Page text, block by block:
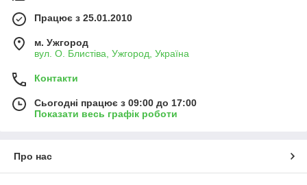
Працює з 25.01.2010
м. Ужгород
вул. О. Блистіва, Ужгород, Україна
Контакти
Сьогодні працює з 09:00 до 17:00
Показати весь графік роботи
Про нас